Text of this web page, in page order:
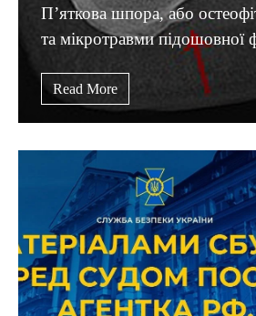
П’яткова шпора, або
та мікротравми підошовної
Read More